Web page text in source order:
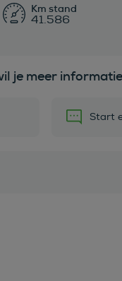
41.586
je meer
Start